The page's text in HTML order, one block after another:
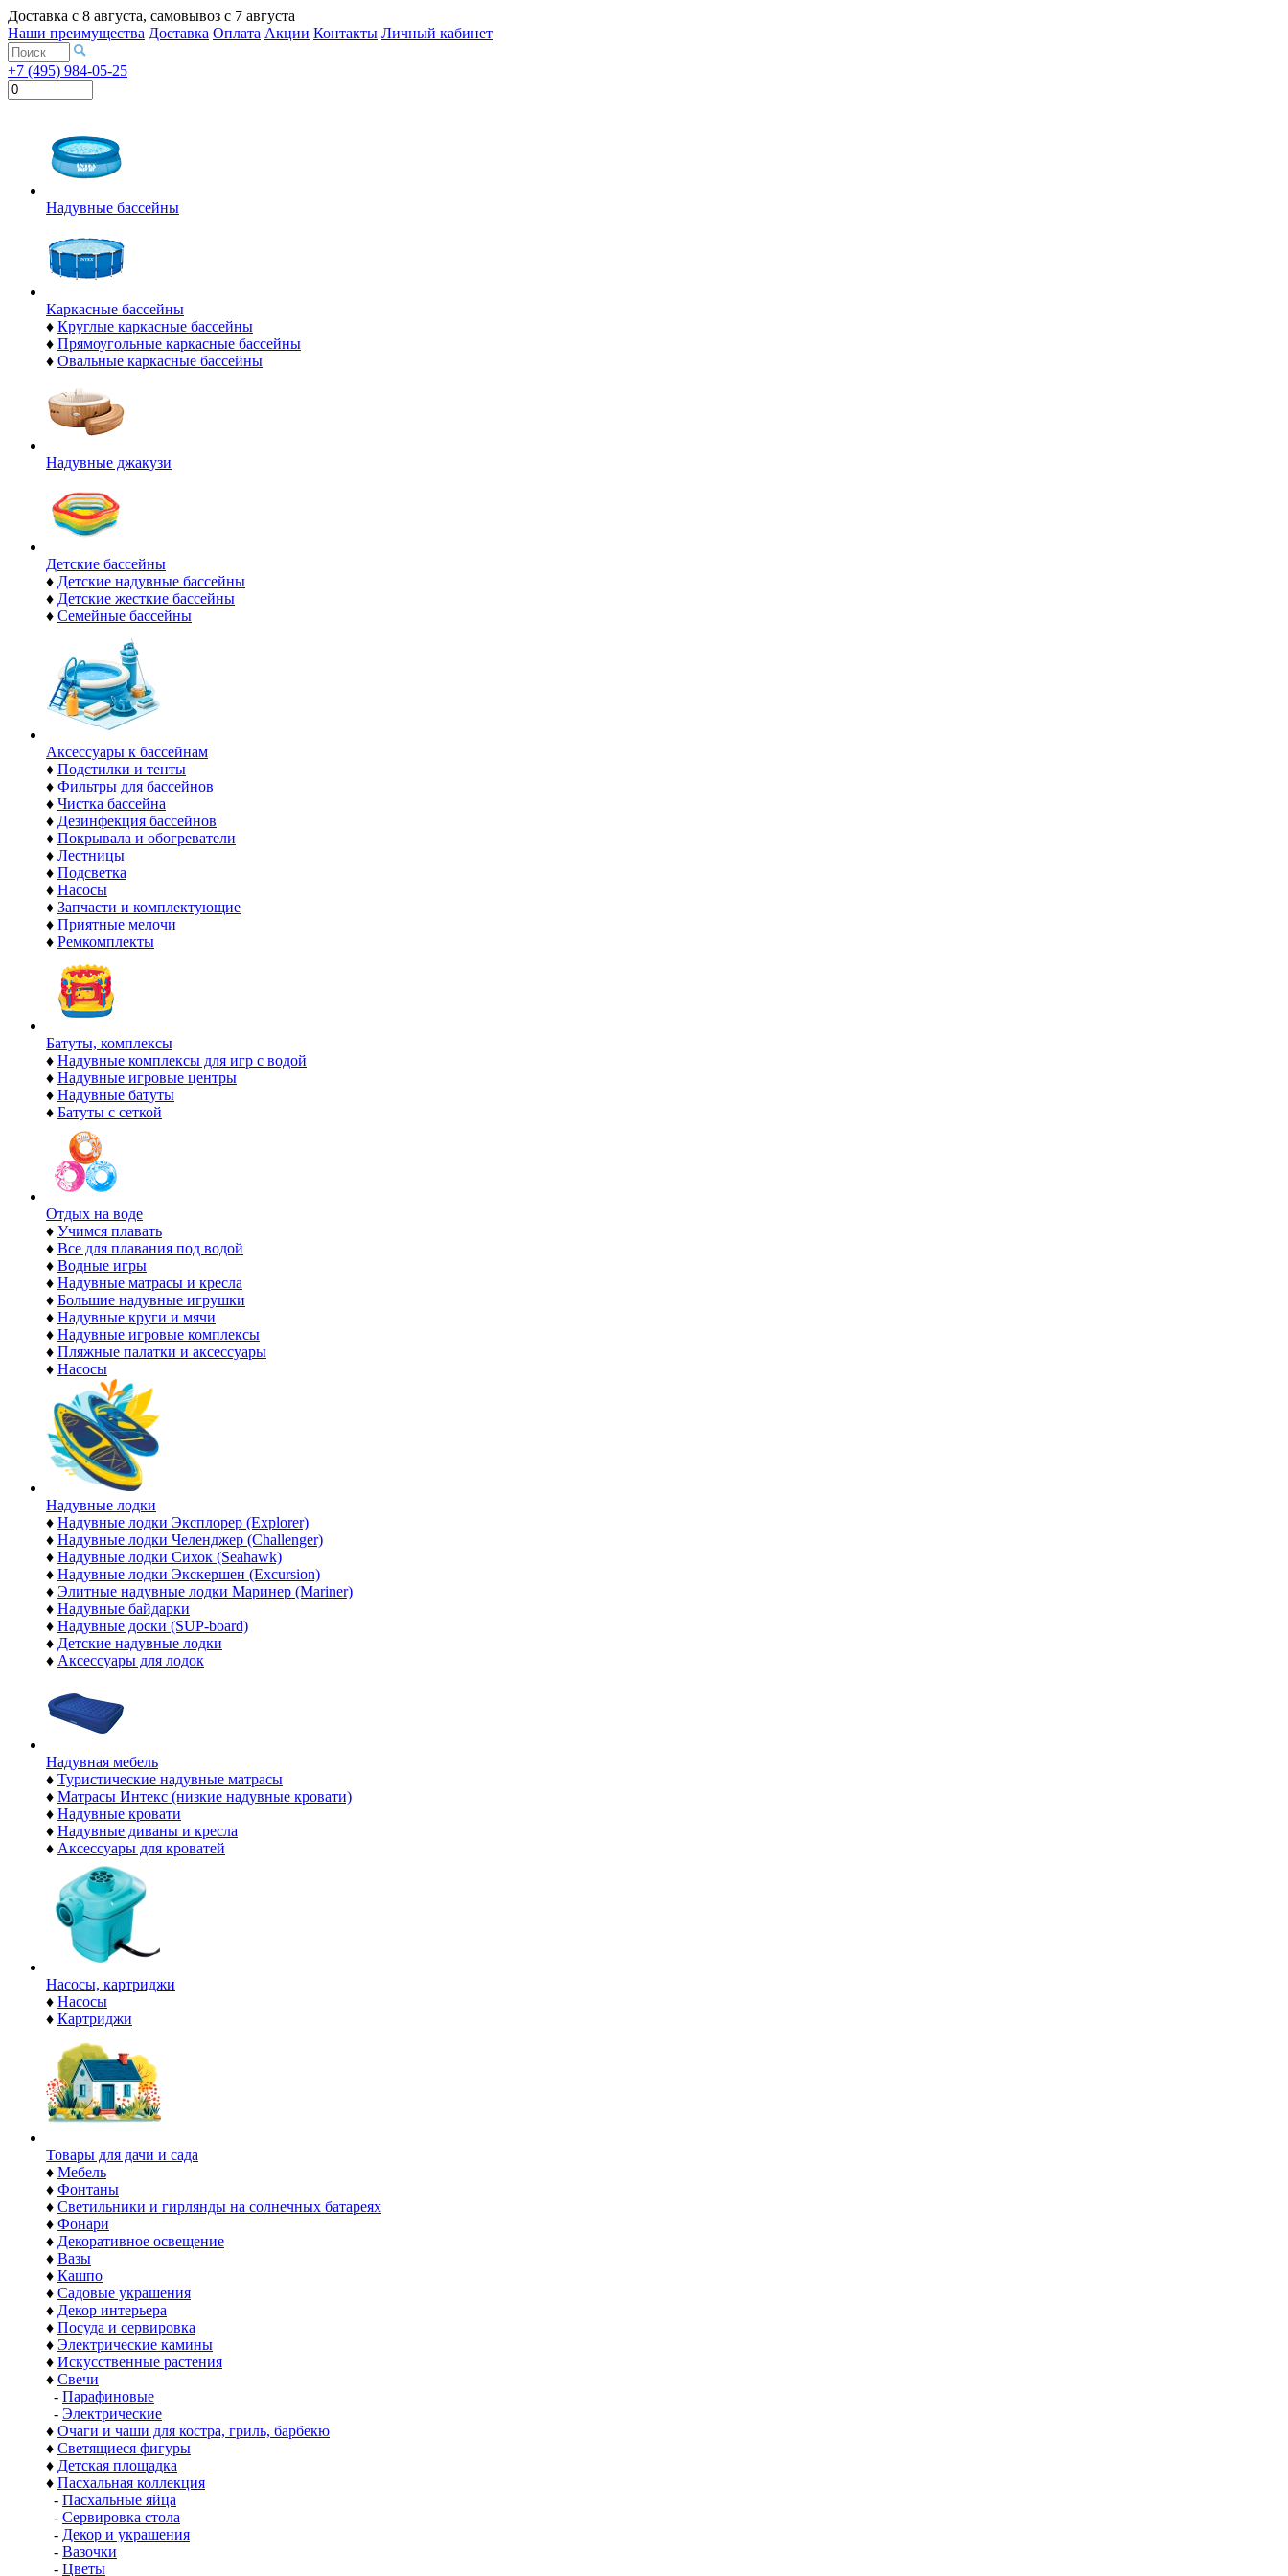
Доставка с 8 августа, самовывоз с 7 августа
Наши преимущества Доставка Оплата Акции Контакты Личный кабинет
+7 (495) 984-05-25
Надувные бассейны
Каркасные бассейны
♦ Круглые каркасные бассейны
♦ Прямоугольные каркасные бассейны
♦ Овальные каркасные бассейны
Надувные джакузи
Детские бассейны
♦ Детские надувные бассейны
♦ Детские жесткие бассейны
♦ Семейные бассейны
Аксессуары к бассейнам
♦ Подстилки и тенты
♦ Фильтры для бассейнов
♦ Чистка бассейна
♦ Дезинфекция бассейнов
♦ Покрывала и обогреватели
♦ Лестницы
♦ Подсветка
♦ Насосы
♦ Запчасти и комплектующие
♦ Приятные мелочи
♦ Ремкомплекты
Батуты, комплексы
♦ Надувные комплексы для игр с водой
♦ Надувные игровые центры
♦ Надувные батуты
♦ Батуты с сеткой
Отдых на воде
♦ Учимся плавать
♦ Все для плавания под водой
♦ Водные игры
♦ Надувные матрасы и кресла
♦ Большие надувные игрушки
♦ Надувные круги и мячи
♦ Надувные игровые комплексы
♦ Пляжные палатки и аксессуары
♦ Насосы
Надувные лодки
♦ Надувные лодки Эксплорер (Explorer)
♦ Надувные лодки Челенджер (Challenger)
♦ Надувные лодки Сихок (Seahawk)
♦ Надувные лодки Экскершен (Excursion)
♦ Элитные надувные лодки Маринер (Mariner)
♦ Надувные байдарки
♦ Надувные доски (SUP-board)
♦ Детские надувные лодки
♦ Аксессуары для лодок
Надувная мебель
♦ Туристические надувные матрасы
♦ Матрасы Интекс (низкие надувные кровати)
♦ Надувные кровати
♦ Надувные диваны и кресла
♦ Аксессуары для кроватей
Насосы, картриджи
♦ Насосы
♦ Картриджи
Товары для дачи и сада
♦ Мебель
♦ Фонтаны
♦ Светильники и гирлянды на солнечных батареях
♦ Фонари
♦ Декоративное освещение
♦ Вазы
♦ Кашпо
♦ Садовые украшения
♦ Декор интерьера
♦ Посуда и сервировка
♦ Электрические камины
♦ Искусственные растения
♦ Свечи
- Парафиновые
- Электрические
♦ Очаги и чаши для костра, гриль, барбекю
♦ Светящиеся фигуры
♦ Детская площадка
♦ Пасхальная коллекция
- Пасхальные яйца
- Сервировка стола
- Декор и украшения
- Вазочки
- Цветы